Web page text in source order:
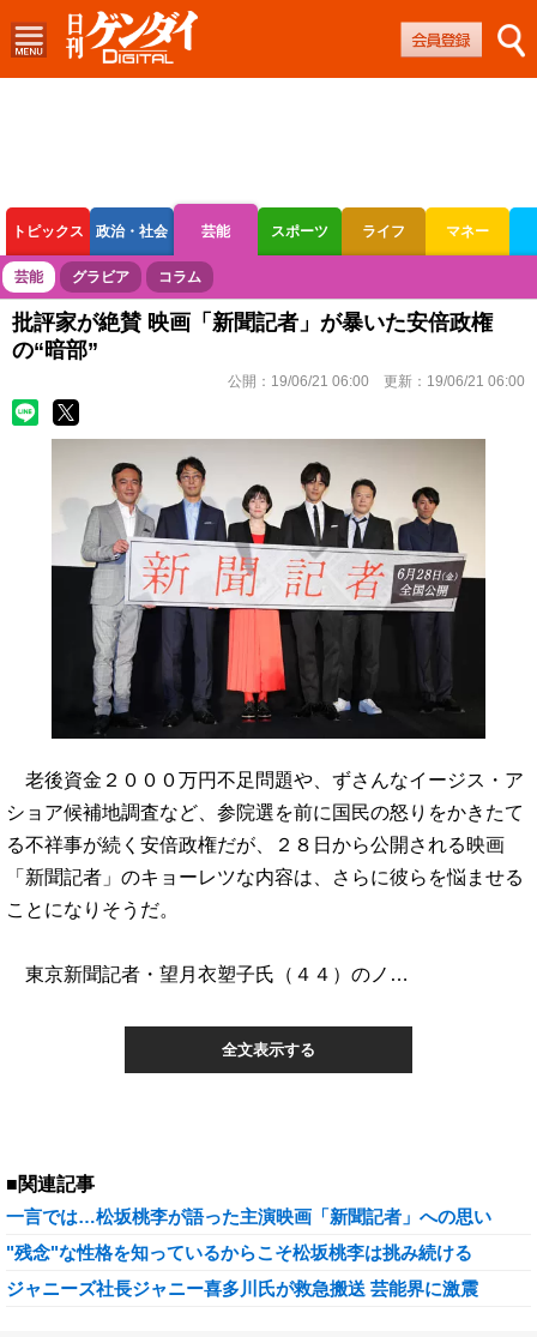
トピックス 政治・社会 芸能 スポーツ ライフ マネー
ボートレース 競輪 オートレース
芸能 グラビア コラム
批評家が絶賛 映画「新聞記者」が暴いた安倍政権
の“暗部”
公開： 19/06/21 06:00 更新： 19/06/21 06:00
老後資金２０００万円不足問題や、ずさんなイージス・ア
ショア候補地調査など、参院選を前に国民の怒りをかきたて
る不祥事が続く安倍政権だが、２８日から公開される映画
「新聞記者」のキョーレツな内容は、さらに彼らを悩ませる
ことになりそうだ。
東京新聞記者・望月衣塑子氏（４４）のノ…
全文表示する
■関連記事
一言では…松坂桃李が語った主演映画「新聞記者」への思い
"残念"な性格を知っているからこそ松坂桃李は挑み続ける
ジャニーズ社長ジャニー喜多川氏が救急搬送 芸能界に激震